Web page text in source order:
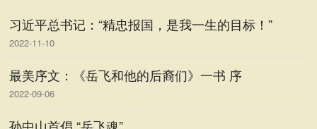
习近平总书记：“精忠报国，是我一生的目标！”
2022-11-10
最美序文：《岳飞和他的后裔们》一书 序
2022-09-06